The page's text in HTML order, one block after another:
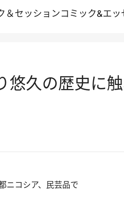
＆セッションコミック&エッ
悠久の歴史に
ニコシア、民芸品で